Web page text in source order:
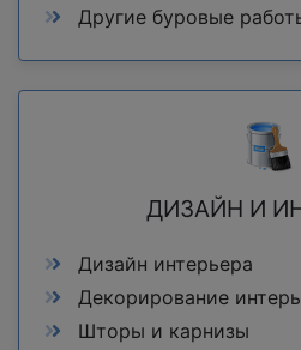
Другие буровые
ДИЗАЙН И
Дизайн интерьера
Декорирование
Шторы и карнизы